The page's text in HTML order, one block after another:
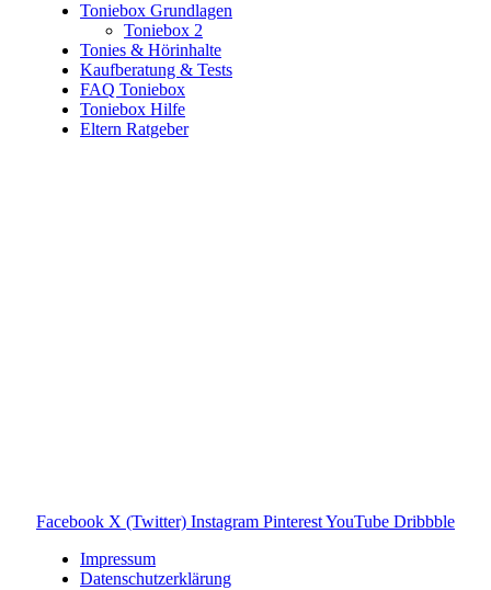
Toniebox Grundlagen
Toniebox 2
Tonies & Hörinhalte
Kaufberatung & Tests
FAQ Toniebox
Toniebox Hilfe
Eltern Ratgeber
Facebook X (Twitter) Instagram PinterestYouTube Dribbble
Impressum
Datenschutzerklärung